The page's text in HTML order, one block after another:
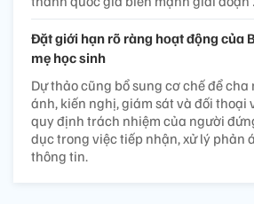
Đặt giới hạn rõ ràng hoạt động của
mẹ học sinh
Dự thảo cũng bổ sung cơ chế để cha
ánh, kiến nghị, giám sát và đối thoại
quy định trách nhiệm của người
dục trong việc tiếp nhận, xử lý phản
thông tin.